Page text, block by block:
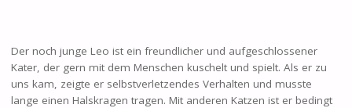
Der noch junge Leo ist ein freundlicher und aufgeschlossener
Kater, der gern mit dem Menschen kuschelt und spielt. Als er zu
uns kam, zeigte er selbstverletzendes Verhalten und musste
lange einen Halskragen tragen. Mit anderen Katzen ist er bedingt